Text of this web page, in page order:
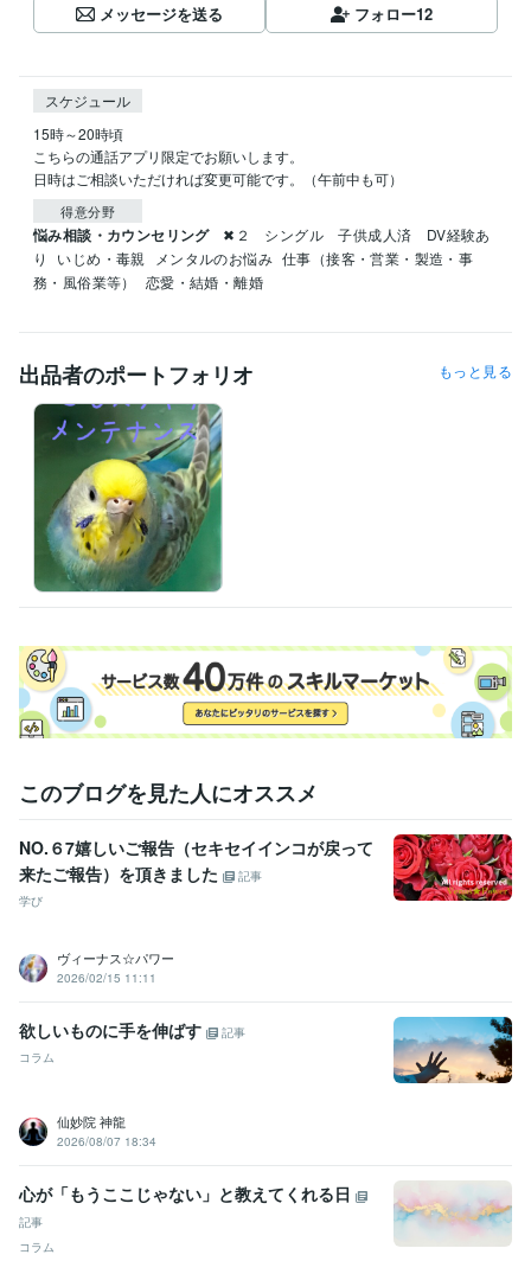
メッセージを送る
フォロー12
スケジュール
15時～20時頃
こちらの通話アプリ限定でお願いします。
日時はご相談いただければ変更可能です。（午前中も可）
得意分野
悩み相談・カウンセリング
✖２　シングル　子供成人済　DV経験あ
り
いじめ・毒親 メンタルのお悩み 仕事（接客・営業・製造・事
務・風俗業等）
恋愛・結婚・離婚
出品者のポートフォリオ もっと見る
このブログを見た人にオススメ
NO.６7嬉しいご報告（セキセイインコが戻って
来たご報告）を頂きました
記事
学び
ヴィーナス☆パワー
2026/02/15 11:11
欲しいものに手を伸ばす
記事
コラム
仙妙院 神龍
2026/08/07 18:34
心が「もうここじゃない」と教えてくれる日
記事
コラム